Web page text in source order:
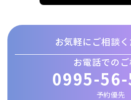
お気軽にご相談く
お電話での
0995-
予約優先